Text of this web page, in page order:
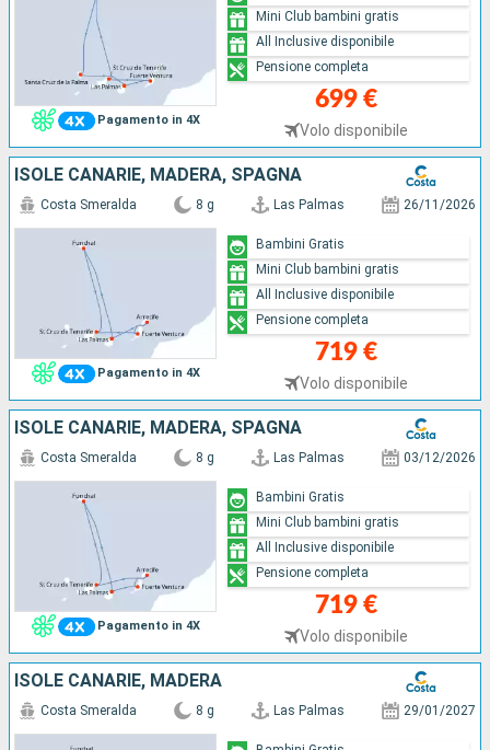
Pagamento in 4X
699 €
Volo disponibile
Mini Club bambini gratis
All Inclusive disponibile
Pensione completa
ISOLE CANARIE, MADERA, SPAGNA
Pagamento in 4X
Costa Smeralda 8 g Las Palmas 26/11/2026
719 €
Volo disponibile
Bambini Gratis
Mini Club bambini gratis
All Inclusive disponibile
Pensione completa
ISOLE CANARIE, MADERA, SPAGNA
Pagamento in 4X
Costa Smeralda 8 g Las Palmas 03/12/2026
719 €
Volo disponibile
Bambini Gratis
Mini Club bambini gratis
All Inclusive disponibile
Pensione completa
ISOLE CANARIE, MADERA
Costa Smeralda 8 g Las Palmas 29/01/2027